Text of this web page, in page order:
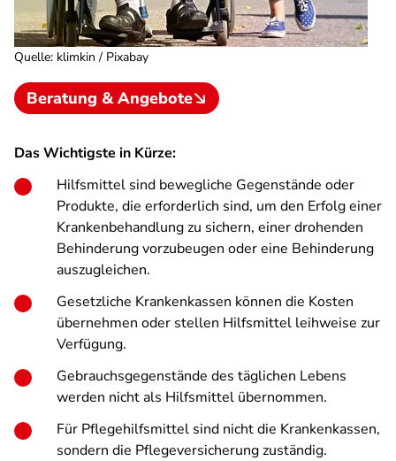
Quelle: klimkin / Pixabay
Beratung & Angebote
Das Wichtigste in Kürze:
Hilfsmittel sind bewegliche Gegenstände oder
Produkte, die erforderlich sind, um den Erfolg einer
Krankenbehandlung zu sichern, einer drohenden
Behinderung vorzubeugen oder eine Behinderung
auszugleichen.
Gesetzliche Krankenkassen können die Kosten
übernehmen oder stellen Hilfsmittel leihweise zur
Verfügung.
Gebrauchsgegenstände des täglichen Lebens
werden nicht als Hilfsmittel übernommen.
Für Pflegehilfsmittel sind nicht die Krankenkassen,
sondern die Pflegeversicherung zuständig.